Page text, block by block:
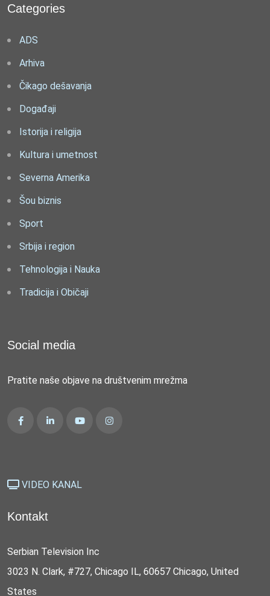
Categories
ADS
Arhiva
Čikago dešavanja
Događaji
Istorija i religija
Kultura i umetnost
Severna Amerika
Šou biznis
Sport
Srbija i region
Tehnologija i Nauka
Tradicija i Običaji
Social media
Pratite naše objave na društvenim mrežma
VIDEO KANAL
Kontakt
Serbian Television Inc
3023 N. Clark, #727, Chicago IL, 60657 Chicago, United
States